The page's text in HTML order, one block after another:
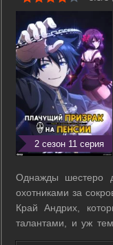
2 сезон 11 серия
Однажды шестеро
охотниками за
Край Андрих,
талантами, и уж
мере того, как